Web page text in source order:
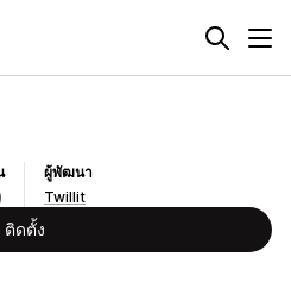
ผู้พัฒนา
Twillit
ติดตั้ง